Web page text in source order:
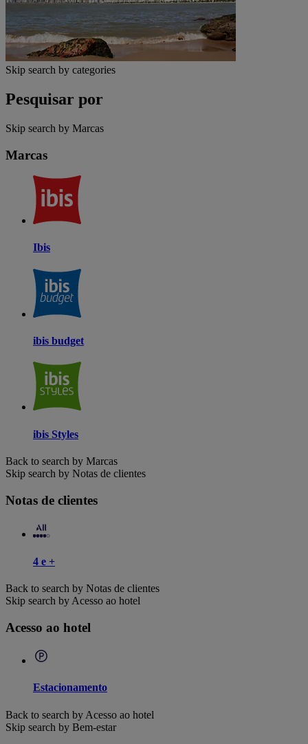
Skip search by categories
Pesquisar por
Skip search by Marcas
Marcas
Ibis
ibis budget
ibis Styles
Back to search by Marcas
Skip search by Notas de clientes
Notas de clientes
4 e +
Back to search by Notas de clientes
Skip search by Acesso ao hotel
Acesso ao hotel
Estacionamento
Back to search by Acesso ao hotel
Skip search by Bem-estar